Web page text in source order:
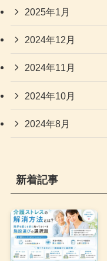
2025年1月
2024年12月
2024年11月
2024年10月
2024年8月
新着記事